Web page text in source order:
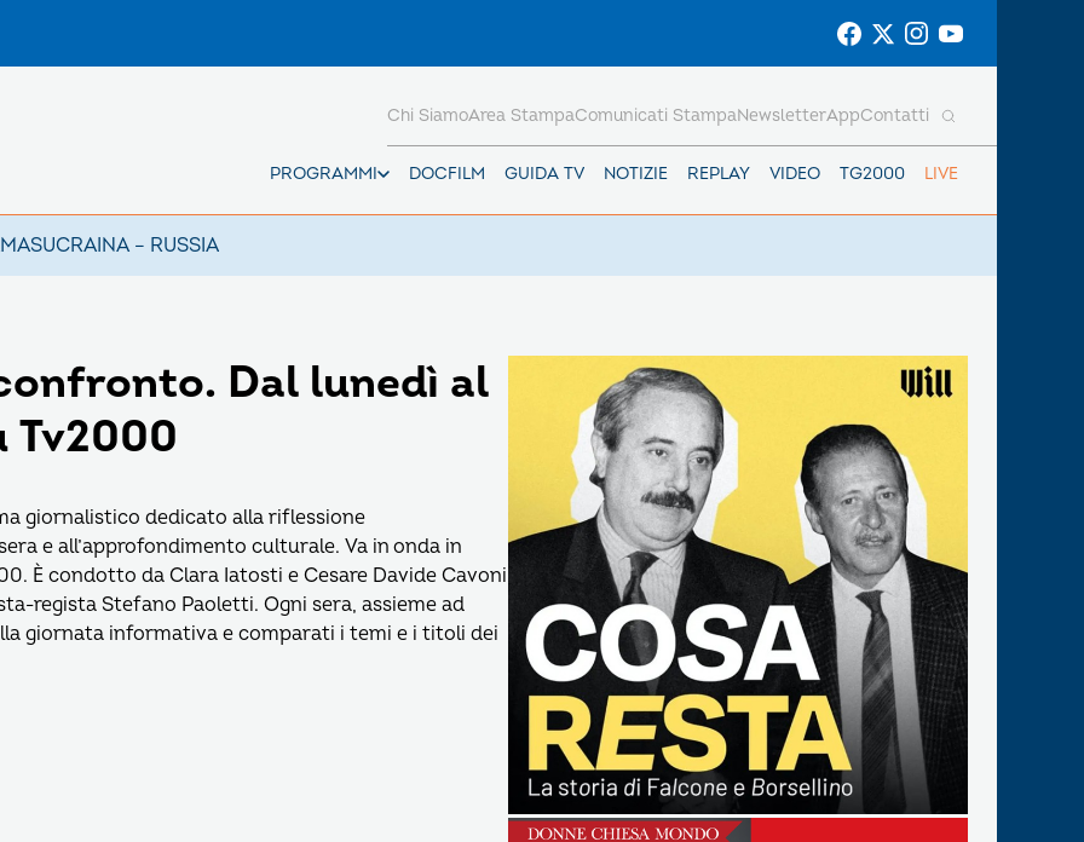
PROGRAMMI DOCFILM GUIDA TV NOTIZIE REPLAY VIDEO TG2000 LIVE
Chi SiamoArea StampaComunicati StampaNewsletterAppContatti
UCRAINA – RUSSIA
Dal lunedì al
Tv2000
giornalistico dedicato alla riflessione
e all’approfondimento culturale. Va in onda in
È condotto da Clara Iatosti e Cesare Davide Cavoni
regista Stefano Paoletti. Ogni sera, assieme ad
giornata informativa e comparati i temi e i titoli dei